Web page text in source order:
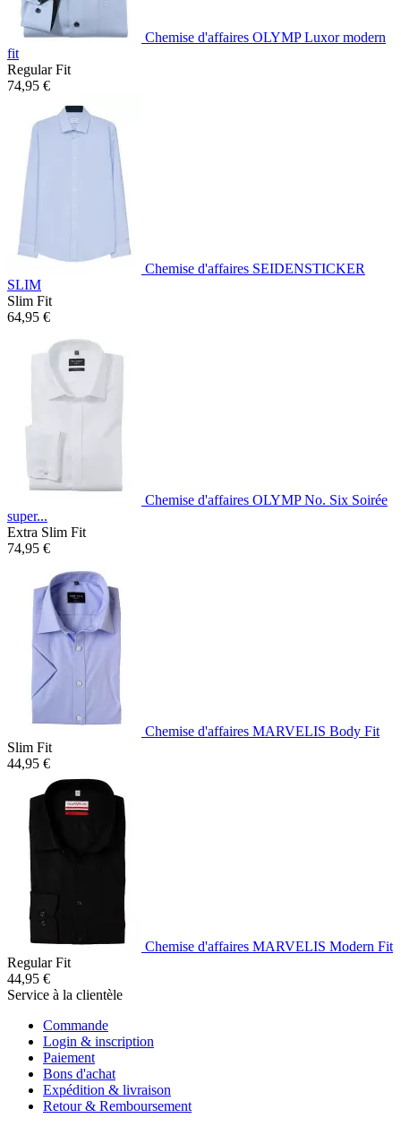
Chemise d'affaires OLYMP Luxor modern
fit
Regular Fit
74,95 €
Chemise d'affaires SEIDENSTICKER
SLIM
Slim Fit
64,95 €
Chemise d'affaires OLYMP No. Six Soirée
super...
Extra Slim Fit
74,95 €
Chemise d'affaires MARVELIS Body Fit
Slim Fit
44,95 €
Chemise d'affaires MARVELIS Modern Fit
Regular Fit
44,95 €
Service à la clientèle
Commande
Login & inscription
Paiement
Bons d'achat
Expédition & livraison
Retour & Remboursement